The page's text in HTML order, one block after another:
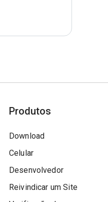
Produtos
Download
Celular
Desenvolvedor
Reivindicar um Site